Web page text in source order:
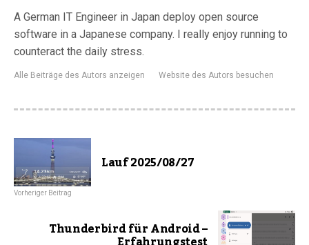
A German IT Engineer in Japan deploy open source
software in a Japanese company. I really enjoy running to
counteract the daily stress.
Alle Beiträge des Autors anzeigen Website des Autors besuchen
Lauf 2025/08/27
Vorheriger Beitrag
Thunderbird für Android –